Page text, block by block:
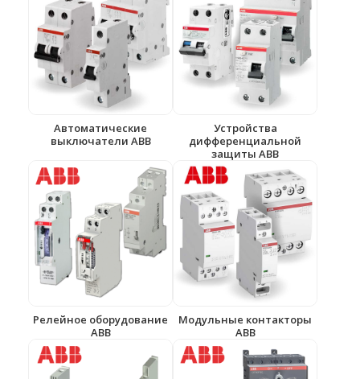
Автоматические
выключатели ABB
Устройства
дифференциальной
защиты ABB
Релейное оборудование
ABB
Модульные контакторы
ABB